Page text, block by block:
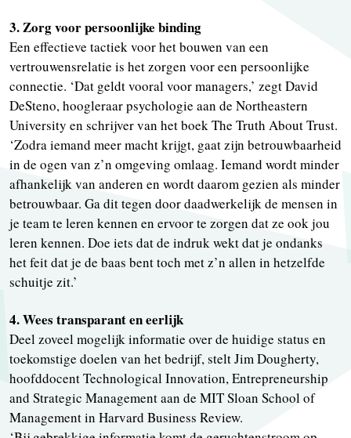
3. Zorg voor persoonlijke binding
Een effectieve tactiek voor het bouwen van een
vertrouwensrelatie is het zorgen voor een persoonlijke
connectie. ‘Dat geldt vooral voor managers,’ zegt David
DeSteno, hoogleraar psychologie aan de Northeastern
University en schrijver van het boek The Truth About Trust.
‘Zodra iemand meer macht krijgt, gaat zijn betrouwbaarheid
in de ogen van z’n omgeving omlaag. Iemand wordt minder
afhankelijk van anderen en wordt daarom gezien als minder
betrouwbaar. Ga dit tegen door daadwerkelijk de mensen in
je team te leren kennen en ervoor te zorgen dat ze ook jou
leren kennen. Doe iets dat de indruk wekt dat je ondanks
het feit dat je de baas bent toch met z’n allen in hetzelfde
schuitje zit.’
4. Wees transparant en eerlijk
Deel zoveel mogelijk informatie over de huidige status en
toekomstige doelen van het bedrijf, stelt Jim Dougherty,
hoofddocent Technological Innovation, Entrepreneurship
and Strategic Management aan de MIT Sloan School of
Management in Harvard Business Review.